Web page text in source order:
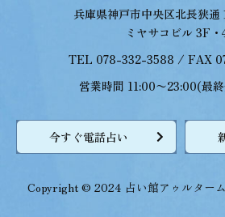
兵庫県神戸市中央区北長狭
ミヤサコビル 3F
TEL 078-332-3588 / FAX
営業時間 11:00〜23:00(最
今すぐ電話占い
Copyright © 2024 占い館アゥルター